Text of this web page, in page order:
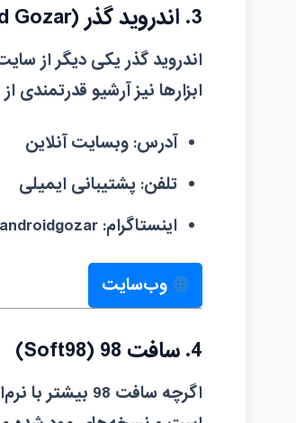
3. اندروید گذر (Android Gozar)
اندروید گذر یکی دیگر از
ابزارها نیز آرشیو
آدرس: وبسایت آنلاین
تلفن: پشتیبانی ایمیلی
اینستاگرام:
وب‌سایت
4. سافت 98 (Soft98)
اگرچه سافت